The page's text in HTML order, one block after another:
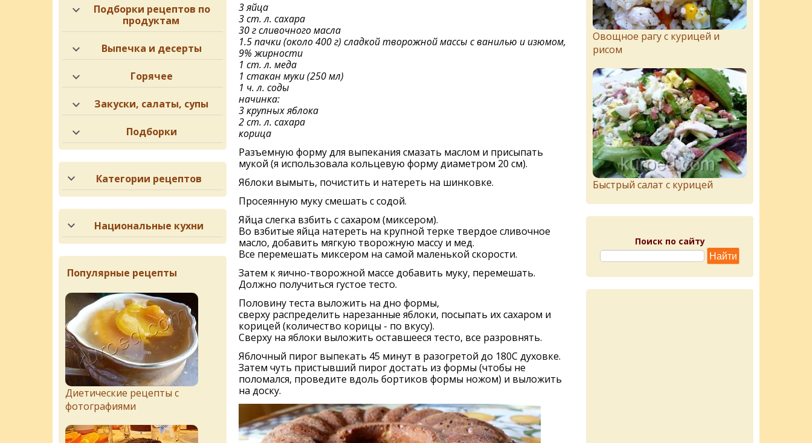
3 яйца
3 ст. л. сахара
30 г сливочного масла
1.5 пачки (около 400 г) сладкой творожной массы с ванилью и изюмом,
9% жирности
1 ст. л. меда
1 стакан муки (250 мл)
1 ч. л. соды
начинка:
3 крупных яблока
2 ст. л. сахара
корица
Разъемную форму для выпекания смазать маслом и присыпать
мукой (я использовала кольцевую форму диаметром 20 см).
Яблоки вымыть, почистить и натереть на шинковке.
Просеянную муку смешать с содой.
Яйца слегка взбить с сахаром (миксером).
Во взбитые яйца натереть на крупной терке твердое сливочное
масло, добавить мягкую творожную массу и мед.
Все перемешать миксером на самой маленькой скорости.
Затем к яично-творожной массе добавить муку, перемешать.
Должно получиться густое тесто.
Половину теста выложить на дно формы,
сверху распределить нарезанные яблоки, посыпать их сахаром и
корицей (количество корицы - по вкусу).
Сверху на яблоки выложить оставшееся тесто, все разровнять.
Яблочный пирог выпекать 45 минут в разогретой до 180С духовке.
Затем чуть пристывший пирог достать из формы (чтобы не
поломался, проведите вдоль бортиков формы ножом) и выложить
на доску.
Подборки рецептов по
продуктам
Выпечка и десерты
Горячее
Закуски, салаты, супы
Подборки
Категории рецептов
Национальные кухни
Популярные рецепты
Диетические рецепты с
фотографиями
Овощное рагу с курицей и
рисом
Быстрый салат с курицей
Поиск по сайту